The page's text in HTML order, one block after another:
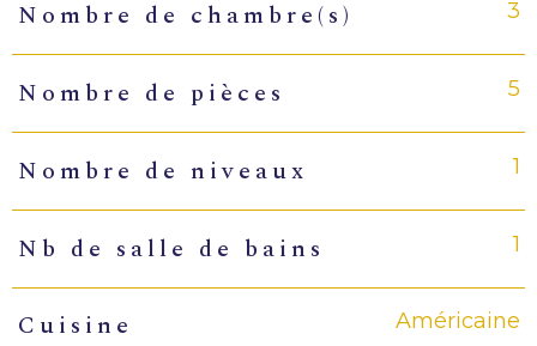
Nombre de chambre(s) 3
Nombre de pièces 5
Nombre de niveaux 1
Nb de salle de bains 1
Cuisine Américaine